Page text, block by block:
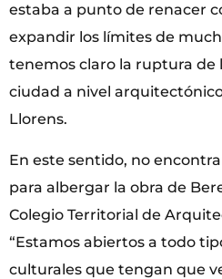
estaba a punto de renacer
expandir los límites de
tenemos claro la ruptura de
ciudad a nivel
Llorens.
En este sentido, no
para albergar la obra de
Colegio Territorial de
“Estamos abiertos a todo
culturales que tengan que